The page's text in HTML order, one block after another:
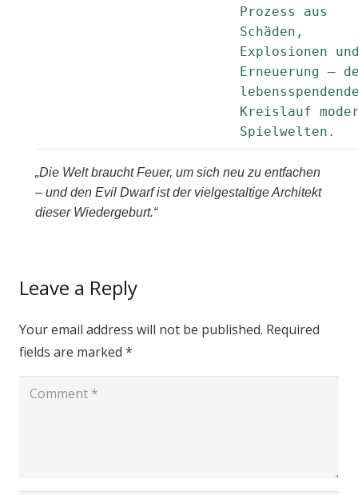
Prozess aus
Schäden,
Explosionen
Erneuerung –
Kreislauf
Spielwelten.
„Die Welt braucht Feuer, um sich neu zu entfachen
– und den Evil Dwarf ist der vielgestaltige Architekt
dieser Wiedergeburt.“
Leave a Reply
Your email address will not be published. Required
fields are marked *